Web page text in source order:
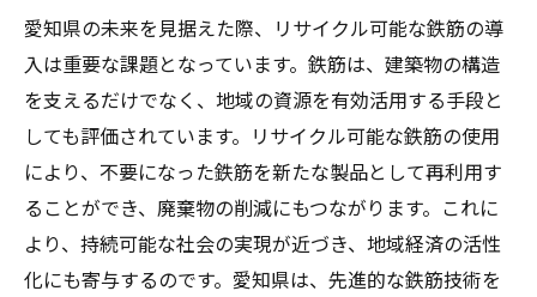
愛知県の未来を見据えた際、リサイクル可能な鉄筋の導
入は重要な課題となっています。鉄筋は、建築物の構造
を支えるだけでなく、地域の資源を有効活用する手段と
しても評価されています。リサイクル可能な鉄筋の使用
により、不要になった鉄筋を新たな製品として再利用す
ることができ、廃棄物の削減にもつながります。これに
より、持続可能な社会の実現が近づき、地域経済の活性
化にも寄与するのです。愛知県は、先進的な鉄筋技術を